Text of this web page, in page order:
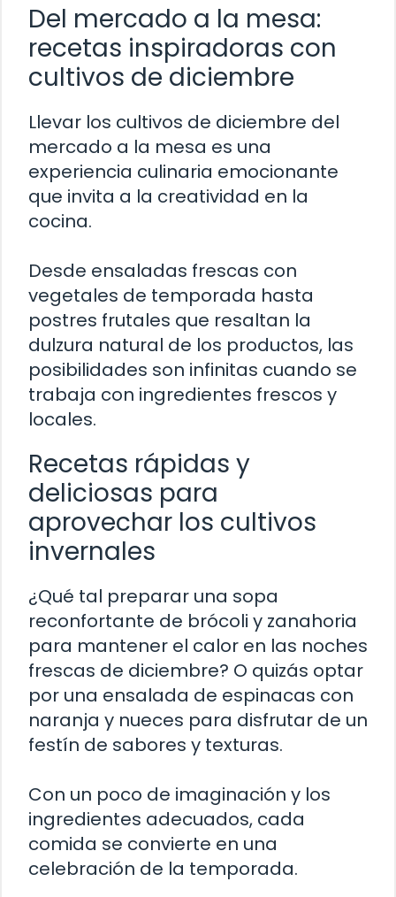
Del mercado a la mesa:
recetas inspiradoras con
cultivos de diciembre
Llevar los cultivos de diciembre del
mercado a la mesa es una
experiencia culinaria emocionante
que invita a la creatividad en la
cocina.
Desde ensaladas frescas con
vegetales de temporada hasta
postres frutales que resaltan la
dulzura natural de los productos, las
posibilidades son infinitas cuando se
trabaja con ingredientes frescos y
locales.
Recetas rápidas y
deliciosas para
aprovechar los cultivos
invernales
¿Qué tal preparar una sopa
reconfortante de brócoli y zanahoria
para mantener el calor en las noches
frescas de diciembre? O quizás optar
por una ensalada de espinacas con
naranja y nueces para disfrutar de un
festín de sabores y texturas.
Con un poco de imaginación y los
ingredientes adecuados, cada
comida se convierte en una
celebración de la temporada.